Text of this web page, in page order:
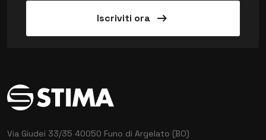
Iscriviti ora arrow_right_alt
Via Giudei 33/35 40050 Funo di Argelato (BO)